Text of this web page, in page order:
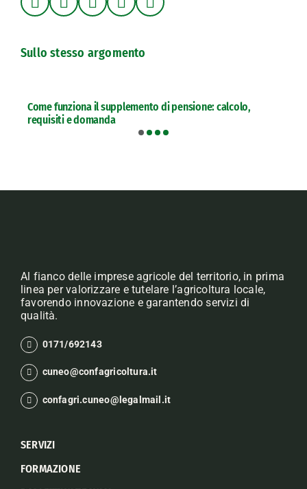
Sullo stesso argomento
Come funziona il supplemento di pensione: calcolo,
requisiti e domanda
Al fianco delle imprese agricole del territorio, in prima
linea per valorizzare e tutelare l’agricoltura locale,
favorendo innovazione e garantendo servizi di
qualità.
0171/692143
cuneo@confagricoltura.it
confagri.cuneo@legalmail.it
SERVIZI
FORMAZIONE